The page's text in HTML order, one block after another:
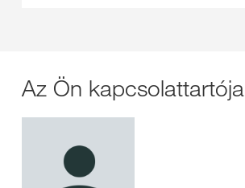
Az Ön kapcsolattartója